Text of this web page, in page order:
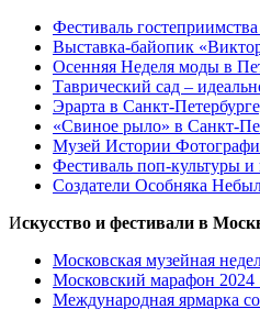
Фестиваль
Выставка-байопик
Осенняя Неделя моды в
Таврический сад –
Эрарта в Санкт-
«Свиное рыло» в Санкт-
Музей Истории
Фестиваль поп-культуры
Создатели Особняка
Искусство и фестивали в
Московская музейная
Московский марафон
Международная ярмарка